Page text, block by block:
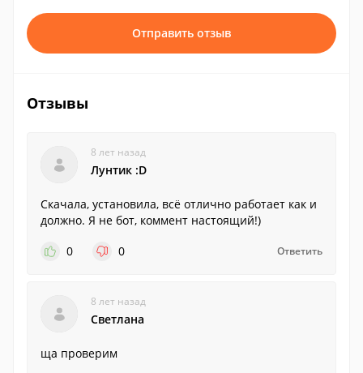
Отправить отзыв
Отзывы
8 лет назад
Лунтик :D
Скачала, установила, всё отлично работает как и
должно. Я не бот, коммент настоящий!)
0
0 Ответить
8 лет назад
Светлана
ща проверим